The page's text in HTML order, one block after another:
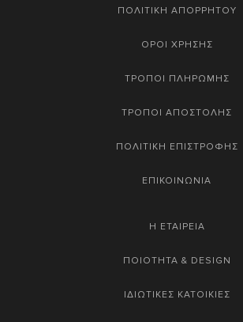
ΠΟΛΙΤΙΚΗ ΑΠΟΡΡΗΤΟΥ
ΟΡΟΙ ΧΡΗΣΗΣ
ΤΡΟΠΟΙ ΠΛΗΡΩΜΗΣ
ΤΡΟΠΟΙ ΑΠΟΣΤΟΛΗΣ
ΠΟΛΙΤΙΚΗ ΕΠΙΣΤΡΟΦΗΣ
ΕΠΙΚΟΙΝΩΝΙΑ
Η ΕΤΑΙΡΕΙΑ
ΠΟΙΟΤΗΤΑ & DESIGN
ΙΔΙΩΤΙΚΕΣ ΚΑΤΟΙΚΙΕΣ